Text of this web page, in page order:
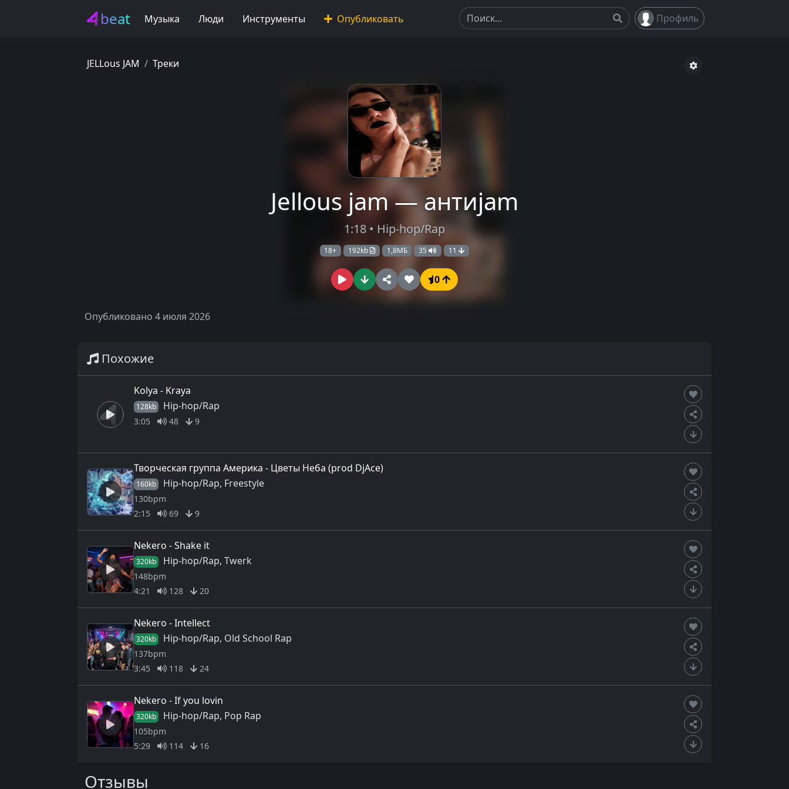
beat Музыка Люди Инструменты Опубликовать Профиль
JELLous JAM Треки
Jellous jam — антиjam
1:18 • Hip-hop/Rap
18+ 192kb 1,8МБ 35 11
0
Опубликовано 4 июля 2026
Похожие
Kolya - Kraya
128kb Hip-hop/Rap
3:05 48 9
Творческая группа Америка - Цветы Неба (prod DjAce)
160kb Hip-hop/Rap, Freestyle
130bpm
2:15
69 9
Nekero - Shake it
320kb Hip-hop/Rap, Twerk
148bpm
4:21
128 20
Nekero - Intellect
320kb Hip-hop/Rap, Old School Rap
137bpm
3:45
118 24
Nekero - If you lovin
320kb Hip-hop/Rap, Pop Rap
105bpm
5:29
114 16
Отзывы